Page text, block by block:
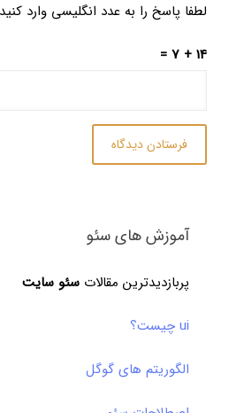
لطفا پاسخ را به عدد انگلیسی وارد کنید:
14 + 7 =
آموزش های سئو
پربازدیدترین مقالات سئو سایت
ui چیست؟
الگوریتم های گوگل